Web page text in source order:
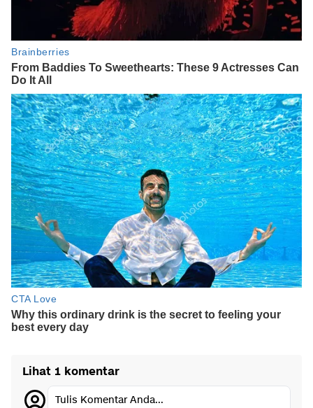
Lihat 1 komentar
Tulis Komentar Anda...